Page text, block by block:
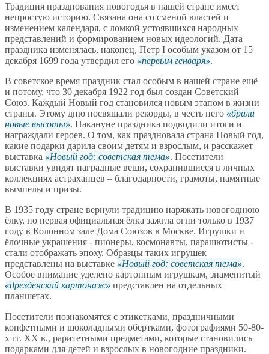
Традиция празднования новогодья в нашей стране имеет
непростую историю. Связана она со сменой властей и
изменением календаря, с ломкой устоявшихся народных
представлений и формированием новых идеологий. Дата
праздника изменялась, наконец, Петр I особым указом от 15
декабря 1699 года утвердил его
первым генваря .
В советское время праздник стал особым в нашей стране ещё
и потому, что 30 декабря 1922 год был создан Советский
Союз. Каждый Новый год становился новым этапом в жизни
страны. Этому дню посвящали рекорды, в честь него
брали
новые высоты . Накануне праздника подводили итоги и
награждали героев. О том, как праздновала страна Новый год,
какие подарки дарила своим детям и взрослым, и расскажет
выставка
Новый год: советская тема . Посетители
выставки увидят наградные вещи, сохранившиеся в личных
коллекциях астраханцев – благодарности, грамоты, памятные
вымпелы и призы.
В 1935 году стране вернули традицию наряжать новогоднюю
ёлку, но первая официальная ёлка зажгла огни только в 1937
году в Колонном зале Дома Союзов в Москве. Игрушки и
ёлочные украшения - пионеры, космонавты, парашютисты -
стали отображать эпоху. Образцы таких игрушек
представлены на выставке
Новый год: советская тема .
Особое внимание уделено картонным игрушкам, знаменитый
дрезденский картонаж
представлен на отдельных
планшетах.
Посетители познакомятся с этикетками, праздничными
конфетными и шоколадными обертками, фотографиями 50-80-
х гг. XX в., раритетными предметами, которые становились
подарками для детей и взрослых в новогодние праздники.